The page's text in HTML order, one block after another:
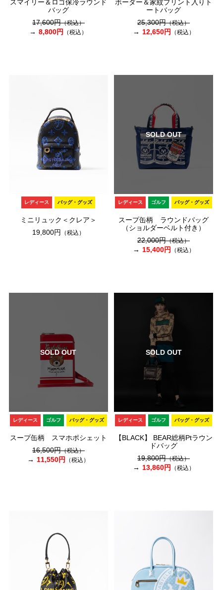
スマイリー＆ロゴ保冷ラウンド
バッグ
17,600円（税込）
8,800円 （税込）
ボーダー＆家紋プリント入りト
ートバッグ
25,300円（税込）
12,650円 （税込）
レディース バッグ・グッズ
ミニリュック＜クレア＞
19,800円
（税込）
SOLD OUT
レディース ゴルフ バッグ・グッズ
スープ缶柄 ラウンドバッグ
（ショルダーベルト付き）
22,000円（税込）
15,400円 （税込）
SOLD OUT
レディース ゴルフ バッグ・グッズ
スープ缶柄 スマホポシェット
16,500円（税込）
11,550円 （税込）
SOLD OUT
レディース ゴルフ バッグ・グッズ
【BLACK】 BEAR総柄Ptラウン
ドバッグ
19,800円（税込）
13,860円 （税込）